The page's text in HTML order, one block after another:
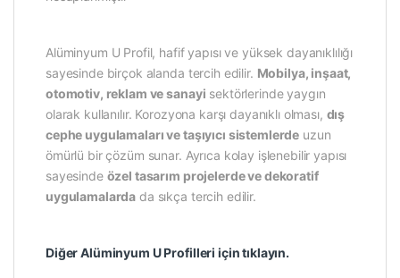
Alüminyum U Profil, hafif yapısı ve yüksek dayanıklılığı
sayesinde birçok alanda tercih edilir. Mobilya, inşaat,
otomotiv, reklam ve sanayi sektörlerinde yaygın
olarak kullanılır. Korozyona karşı dayanıklı olması, dış
cephe uygulamaları ve taşıyıcı sistemlerde uzun
ömürlü bir çözüm sunar. Ayrıca kolay işlenebilir yapısı
sayesinde özel tasarım projelerde ve dekoratif
uygulamalarda da sıkça tercih edilir.
Diğer Alüminyum U Profilleri için tıklayın.